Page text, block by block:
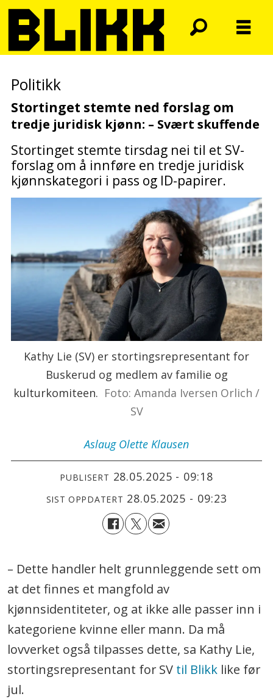
Politikk
Stortinget stemte ned forslag om
tredje juridisk kjønn: – Svært skuffende
Stortinget stemte tirsdag nei til et SV-
forslag om å innføre en tredje juridisk
kjønnskategori i pass og ID-papirer.
Kathy Lie (SV) er stortingsrepresentant for
Buskerud og medlem av familie og
kulturkomiteen. Foto: Amanda Iversen Orlich /
SV
Aslaug Olette Klausen
PUBLISERT 28.05.2025 - 09:18
SIST OPPDATERT 28.05.2025 - 09:23
– Dette handler helt grunnleggende sett om
at det finnes et mangfold av
kjønnsidentiteter, og at ikke alle passer inn i
kategoriene kvinne eller mann. Da må
lovverket også tilpasses dette, sa Kathy Lie,
stortingsrepresentant for SV til Blikklike før
jul.